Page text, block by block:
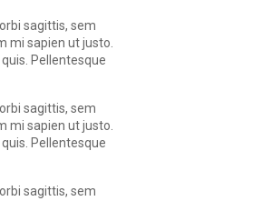
sagittis, sem
mi sapien ut justo.
Pellentesque
sagittis, sem
mi sapien ut justo.
Pellentesque
sagittis, sem